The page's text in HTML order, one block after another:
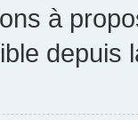
à
depuis